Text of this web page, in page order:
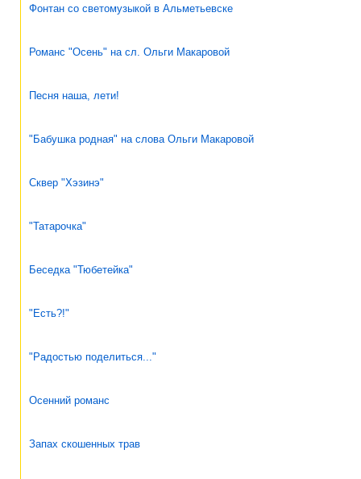
Фонтан со светомузыкой в Альметьевске
Романс "Осень" на сл. Ольги Макаровой
Песня наша, лети!
"Бабушка родная" на слова Ольги Макаровой
Сквер "Хэзинэ"
"Татарочка"
Беседка "Тюбетейка"
"Есть?!"
"Радостью поделиться..."
Осенний романс
Запах скошенных трав